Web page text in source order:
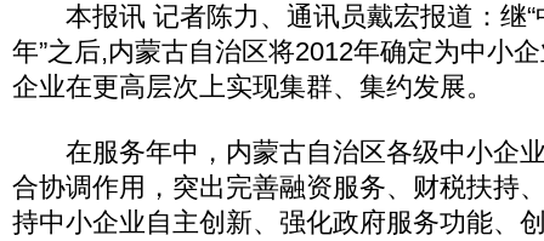
本报讯 记者陈力、通讯员戴宏报道：继“
年”之后,内蒙古自治区将2012年确定为中小
企业在更高层次上实现集群、集约发展。
在服务年中，内蒙古自治区各级中小企
合协调作用，突出完善融资服务、财税扶持
持中小企业自主创新、强化政府服务功能、